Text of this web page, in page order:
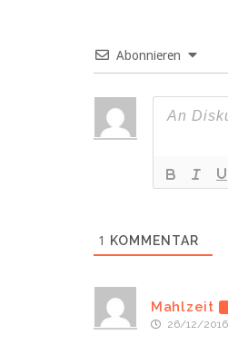
Abonnieren
1 KOMMENTAR
Mahlzeit
26/12/